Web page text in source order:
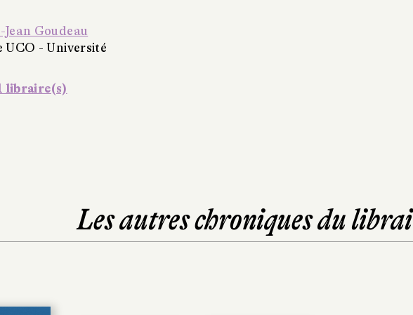
Goudeau
UCO - Université
libraire(s)
Les autres chroniques du